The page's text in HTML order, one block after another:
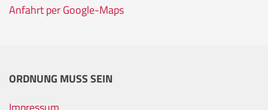
Anfahrt per Google-Maps
ORDNUNG MUSS SEIN